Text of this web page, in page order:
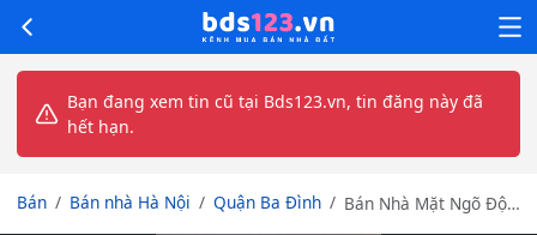
Bạn đang xem tin cũ tại Bds123.vn, tin đăng này đã
hết hạn.
Bán Bán nhà Hà Nội Quận Ba Đình
Bán Nhà Mặt Ngõ Đội